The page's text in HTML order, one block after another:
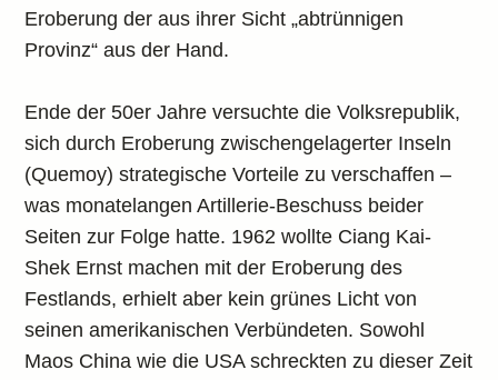
Eroberung der aus ihrer Sicht „abtrünnigen
Provinz“ aus der Hand.
Ende der 50er Jahre versuchte die Volksrepublik,
sich durch Eroberung zwischengelagerter Inseln
(Quemoy) strategische Vorteile zu verschaffen –
was monatelangen Artillerie-Beschuss beider
Seiten zur Folge hatte. 1962 wollte Ciang Kai-
Shek Ernst machen mit der Eroberung des
Festlands, erhielt aber kein grünes Licht von
seinen amerikanischen Verbündeten. Sowohl
Maos China wie die USA schreckten zu dieser Zeit